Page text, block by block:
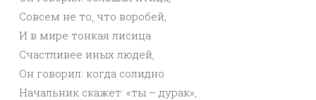
Совсем не то, что воробей,
И в мире тонкая лисица
Счастливее иных людей,
Он говорил: когда солидно
Начальник скажет: «ты – дурак»,